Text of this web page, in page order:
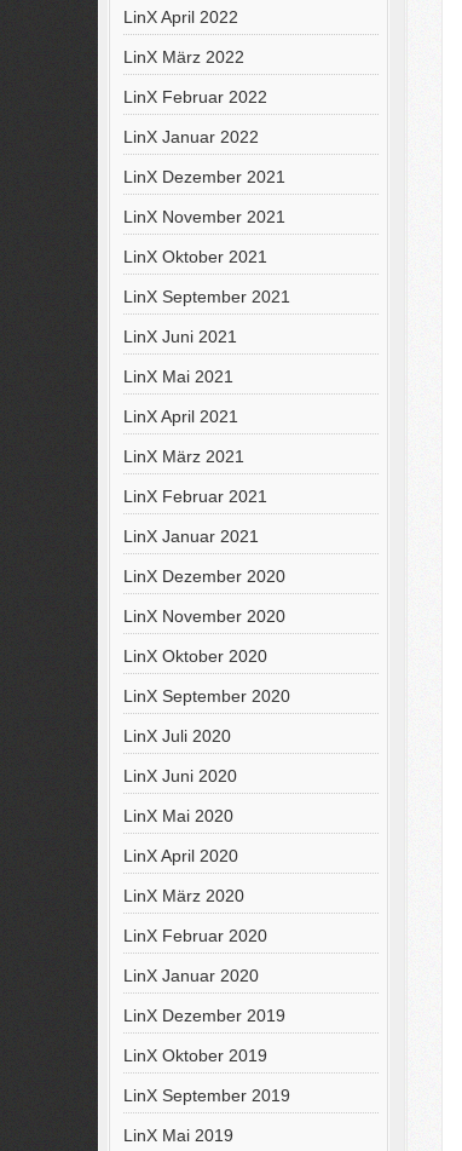
LinX April 2022
LinX März 2022
LinX Februar 2022
LinX Januar 2022
LinX Dezember 2021
LinX November 2021
LinX Oktober 2021
LinX September 2021
LinX Juni 2021
LinX Mai 2021
LinX April 2021
LinX März 2021
LinX Februar 2021
LinX Januar 2021
LinX Dezember 2020
LinX November 2020
LinX Oktober 2020
LinX September 2020
LinX Juli 2020
LinX Juni 2020
LinX Mai 2020
LinX April 2020
LinX März 2020
LinX Februar 2020
LinX Januar 2020
LinX Dezember 2019
LinX Oktober 2019
LinX September 2019
LinX Mai 2019